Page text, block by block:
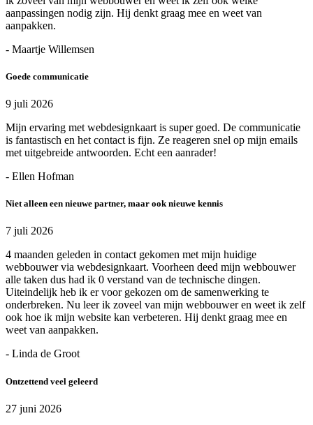
aanpassingen nodig zijn. Hij denkt graag mee en weet van
aanpakken.
- Maartje Willemsen
Goede communicatie
9 juli 2026
Mijn ervaring met webdesignkaart is super goed. De communicatie
is fantastisch en het contact is fijn. Ze reageren snel op mijn emails
met uitgebreide antwoorden. Echt een aanrader!
- Ellen Hofman
Niet alleen een nieuwe partner, maar ook nieuwe kennis
7 juli 2026
4 maanden geleden in contact gekomen met mijn huidige
webbouwer via webdesignkaart. Voorheen deed mijn webbouwer
alle taken dus had ik 0 verstand van de technische dingen.
Uiteindelijk heb ik er voor gekozen om de samenwerking te
onderbreken. Nu leer ik zoveel van mijn webbouwer en weet ik zelf
ook hoe ik mijn website kan verbeteren. Hij denkt graag mee en
weet van aanpakken.
- Linda de Groot
Ontzettend veel geleerd
27 juni 2026